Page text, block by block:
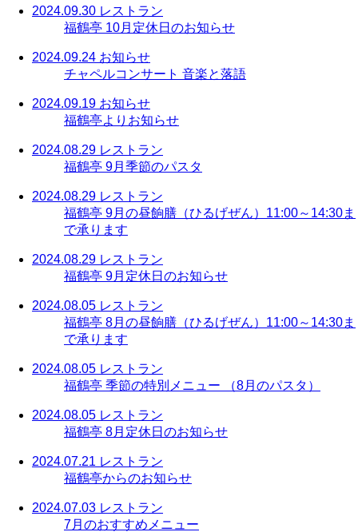
2024.09.30 レストラン
福鶴亭 10月定休日のお知らせ
2024.09.24 お知らせ
チャペルコンサート 音楽と落語
2024.09.19 お知らせ
福鶴亭よりお知らせ
2024.08.29 レストラン
福鶴亭 9月季節のパスタ
2024.08.29 レストラン
福鶴亭 9月の昼餉膳（ひるげぜん）11:00～14:30ま
で承ります
2024.08.29 レストラン
福鶴亭 9月定休日のお知らせ
2024.08.05 レストラン
福鶴亭 8月の昼餉膳（ひるげぜん）11:00～14:30ま
で承ります
2024.08.05 レストラン
福鶴亭 季節の特別メニュー （8月のパスタ）
2024.08.05 レストラン
福鶴亭 8月定休日のお知らせ
2024.07.21 レストラン
福鶴亭からのお知らせ
2024.07.03 レストラン
7月のおすすめメニュー